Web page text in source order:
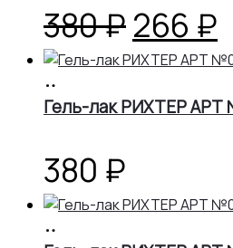
380₽
цена
266 ₽
корзину
Гель-лак РИХТЕР АРТ
380 ₽